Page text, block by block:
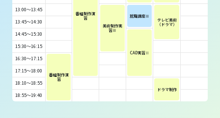
番組制作演
習
13:00～13:45
美術制作実
習Ⅲ
就職講座Ⅲ
テレビ美術
（ドラマ）
13:45～14:30
14:45～15:30
CAD実習Ⅱ
15:30～16:15
16:30～17:15
番組制作演
習
17:15～18:00
18:10～18:55
ドラマ制作
18:55～19:40